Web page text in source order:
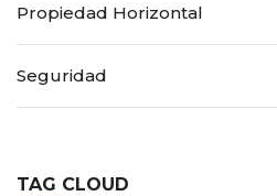
Propiedad Horizontal
Seguridad
TAG CLOUD